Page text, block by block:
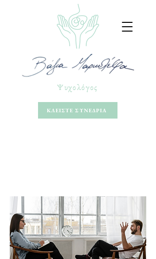
Ψυχολόγος
ΚΛΕΙΣΤΕ ΣΥΝΕΔΡΙΑ